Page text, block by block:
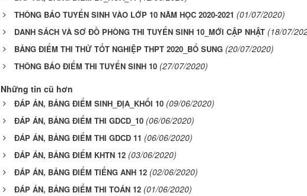
THÔNG BÁO TUYỂN SINH VÀO LỚP 10 NĂM HỌC 2020-2021 (01/07/2020)
DANH SÁCH VÀ SƠ ĐỒ PHÒNG THI TUYỂN SINH 10_MỚI CẬP NHẬT (18/07/
BẢNG ĐIỂM THI THỬ TỐT NGHIỆP THPT 2020_BỔ SUNG (20/07/2020)
THÔNG BÁO ĐIỂM THI TUYỂN SINH 10 (27/07/2020)
Những tin cũ hơn
ĐÁP ÁN, BẢNG ĐIỂM SINH_ĐỊA_KHỐI 10 (09/06/2020)
ĐÁP ÁN, BẢNG ĐIỂM THI GDCD_10 (06/06/2020)
ĐÁP ÁN, BẢNG ĐIỂM THI GDCD 11 (06/06/2020)
ĐÁP ÁN, BẢNG ĐIỂM KHTN 12 (03/06/2020)
ĐÁP ÁN, BẢNG ĐIỂM TIẾNG ANH 12 (02/06/2020)
ĐÁP ÁN, BẢNG ĐIỂM THI TOÁN 12 (01/06/2020)